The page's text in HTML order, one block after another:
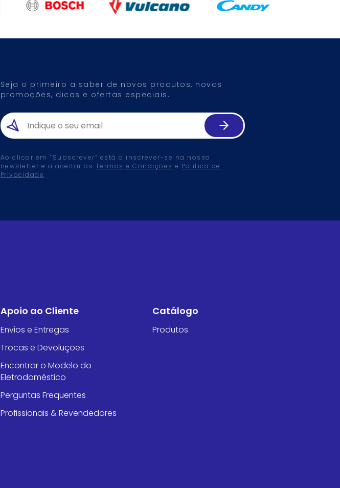
Seja o primeiro a saber de novos produtos, novas
promoções, dicas e ofertas especiais.
Ao clicar em “Subscrever” está a inscrever-se na nossa
newsletter e a aceitar os Termos e Condições e Política de
Privacidade.
Apoio ao Cliente
Envios e Entregas
Trocas e Devoluções
Encontrar o Modelo do
Eletrodoméstico
Perguntas Frequentes
Profissionais & Revendedores
Catálogo
Produtos